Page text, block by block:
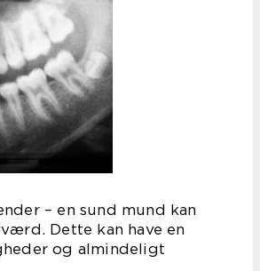
– en sund mund kan
Dette kan have en
og almindeligt